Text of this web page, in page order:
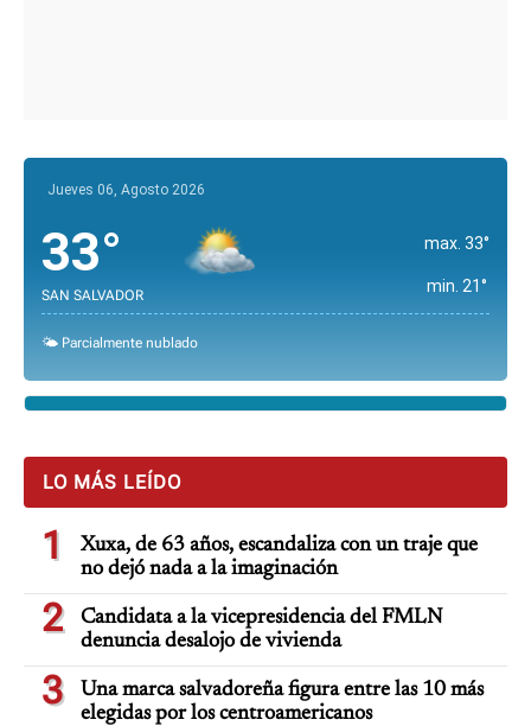
Jueves 06, Agosto 2026
33°
SAN SALVADOR
max. 33°
min. 21°
🌤️ Parcialmente nublado
LO MÁS LEÍDO
1
Xuxa, de 63 años, escandaliza con un traje que
no dejó nada a la imaginación
2
Candidata a la vicepresidencia del FMLN
denuncia desalojo de vivienda
3
Una marca salvadoreña figura entre las 10 más
elegidas por los centroamericanos